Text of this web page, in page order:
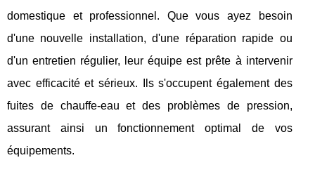
domestique et professionnel. Que vous ayez besoin
d'une nouvelle installation, d'une réparation rapide ou
d'un entretien régulier, leur équipe est prête à intervenir
avec efficacité et sérieux. Ils s'occupent également des
fuites de chauffe-eau et des problèmes de pression,
assurant ainsi un fonctionnement optimal de vos
équipements.